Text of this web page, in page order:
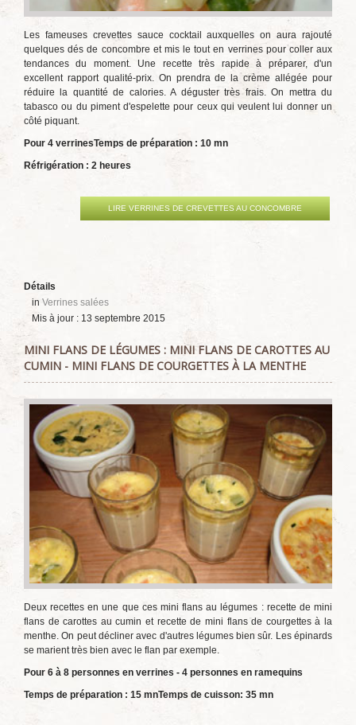
Les fameuses crevettes sauce cocktail auxquelles on aura rajouté
quelques dés de concombre et mis le tout en verrines pour coller aux
tendances du moment. Une recette très rapide à préparer, d'un
excellent rapport qualité-prix. On prendra de la crème allégée pour
réduire la quantité de calories. A déguster très frais. On mettra du
tabasco ou du piment d'espelette pour ceux qui veulent lui donner un
côté piquant.
Pour 4 verrinesTemps de préparation : 10 mn
Réfrigération : 2 heures
LIRE VERRINES DE CREVETTES AU CONCOMBRE
Détails
in Verrines salées
Mis à jour : 13 septembre 2015
MINI FLANS DE LÉGUMES : MINI FLANS DE CAROTTES AU
CUMIN - MINI FLANS DE COURGETTES À LA MENTHE
Deux recettes en une que ces mini flans au légumes : recette de mini
flans de carottes au cumin et recette de mini flans de courgettes à la
menthe. On peut décliner avec d'autres légumes bien sûr. Les épinards
se marient très bien avec le flan par exemple.
Pour 6 à 8 personnes en verrines - 4 personnes en ramequins
Temps de préparation : 15 mnTemps de cuisson: 35 mn